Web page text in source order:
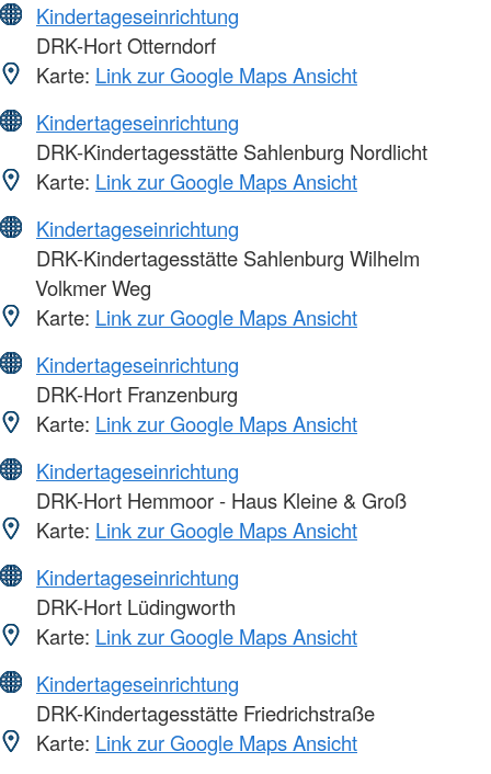
Kindertageseinrichtung
DRK-Hort Otterndorf
Karte: Link zur Google Maps Ansicht
Kindertageseinrichtung
DRK-Kindertagesstätte Sahlenburg Nordlicht
Karte: Link zur Google Maps Ansicht
Kindertageseinrichtung
DRK-Kindertagesstätte Sahlenburg Wilhelm
Volkmer Weg
Karte: Link zur Google Maps Ansicht
Kindertageseinrichtung
DRK-Hort Franzenburg
Karte: Link zur Google Maps Ansicht
Kindertageseinrichtung
DRK-Hort Hemmoor - Haus Kleine & Groß
Karte: Link zur Google Maps Ansicht
Kindertageseinrichtung
DRK-Hort Lüdingworth
Karte: Link zur Google Maps Ansicht
Kindertageseinrichtung
DRK-Kindertagesstätte Friedrichstraße
Karte: Link zur Google Maps Ansicht